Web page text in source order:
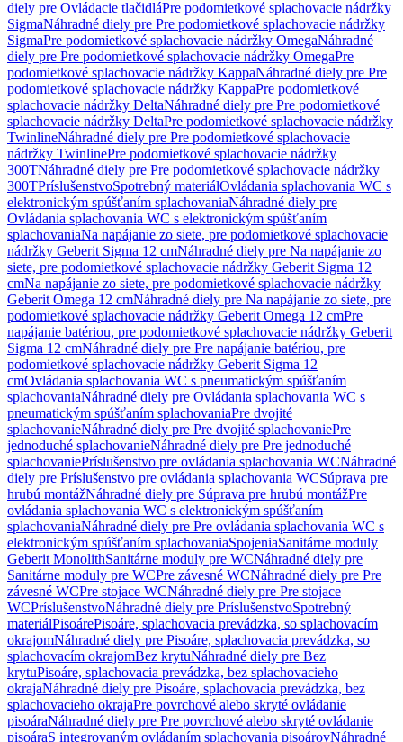
diely pre Ovládacie tlačidláPre podomietkové splachovacie nádržky
SigmaNáhradné diely pre Pre podomietkové splachovacie nádržky
SigmaPre podomietkové splachovacie nádržky OmegaNáhradné
diely pre Pre podomietkové splachovacie nádržky OmegaPre
podomietkové splachovacie nádržky KappaNáhradné diely pre Pre
podomietkové splachovacie nádržky KappaPre podomietkové
splachovacie nádržky DeltaNáhradné diely pre Pre podomietkové
splachovacie nádržky DeltaPre podomietkové splachovacie nádržky
TwinlineNáhradné diely pre Pre podomietkové splachovacie
nádržky TwinlinePre podomietkové splachovacie nádržky
300TNáhradné diely pre Pre podomietkové splachovacie nádržky
300TPríslušenstvoSpotrebný materiálOvládania splachovania WC s
elektronickým spúšťaním splachovaniaNáhradné diely pre
Ovládania splachovania WC s elektronickým spúšťaním
splachovaniaNa napájanie zo siete, pre podomietkové splachovacie
nádržky Geberit Sigma 12 cmNáhradné diely pre Na napájanie zo
siete, pre podomietkové splachovacie nádržky Geberit Sigma 12
cmNa napájanie zo siete, pre podomietkové splachovacie nádržky
Geberit Omega 12 cmNáhradné diely pre Na napájanie zo siete, pre
podomietkové splachovacie nádržky Geberit Omega 12 cmPre
napájanie batériou, pre podomietkové splachovacie nádržky Geberit
Sigma 12 cmNáhradné diely pre Pre napájanie batériou, pre
podomietkové splachovacie nádržky Geberit Sigma 12
cmOvládania splachovania WC s pneumatickým spúšťaním
splachovaniaNáhradné diely pre Ovládania splachovania WC s
pneumatickým spúšťaním splachovaniaPre dvojité
splachovanieNáhradné diely pre Pre dvojité splachovaniePre
jednoduché splachovanieNáhradné diely pre Pre jednoduché
splachovaniePríslušenstvo pre ovládania splachovania WCNáhradné
diely pre Príslušenstvo pre ovládania splachovania WCSúprava pre
hrubú montážNáhradné diely pre Súprava pre hrubú montážPre
ovládania splachovania WC s elektronickým spúšťaním
splachovaniaNáhradné diely pre Pre ovládania splachovania WC s
elektronickým spúšťaním splachovaniaSpojeniaSanitárne moduly
Geberit MonolithSanitárne moduly pre WCNáhradné diely pre
Sanitárne moduly pre WCPre závesné WCNáhradné diely pre Pre
závesné WCPre stojace WCNáhradné diely pre Pre stojace
WCPríslušenstvoNáhradné diely pre PríslušenstvoSpotrebný
materiálPisoárePisoáre, splachovacia prevádzka, so splachovacím
okrajomNáhradné diely pre Pisoáre, splachovacia prevádzka, so
splachovacím okrajomBez krytuNáhradné diely pre Bez
krytuPisoáre, splachovacia prevádzka, bez splachovacieho
okrajaNáhradné diely pre Pisoáre, splachovacia prevádzka, bez
splachovacieho okrajaPre povrchové alebo skryté ovládanie
pisoáraNáhradné diely pre Pre povrchové alebo skryté ovládanie
pisoáraS integrovaným ovládaním splachovania pisoárovNáhradné